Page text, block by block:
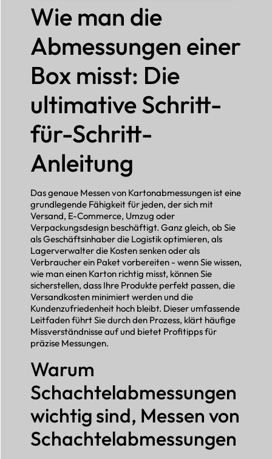
Wie man die
Abmessungen einer
Box misst: Die
ultimative Schritt-
für-Schritt-
Anleitung
Das genaue Messen von Kartonabmessungen ist eine
grundlegende Fähigkeit für jeden, der sich mit
Versand, E-Commerce, Umzug oder
Verpackungsdesign beschäftigt. Ganz gleich, ob Sie
als Geschäftsinhaber die Logistik optimieren, als
Lagerverwalter die Kosten senken oder als
Verbraucher ein Paket vorbereiten - wenn Sie wissen,
wie man einen Karton richtig misst, können Sie
sicherstellen, dass Ihre Produkte perfekt passen, die
Versandkosten minimiert werden und die
Kundenzufriedenheit hoch bleibt. Dieser umfassende
Leitfaden führt Sie durch den Prozess, klärt häufige
Missverständnisse auf und bietet Profitipps für
präzise Messungen.
Warum
Schachtelabmessungen
wichtig sind, Messen von
Schachtelabmessungen